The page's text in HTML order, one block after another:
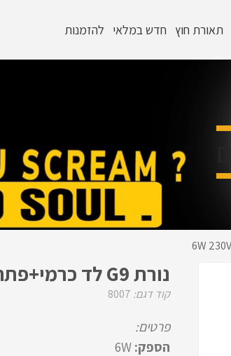
תאורת חוץ חדש במלאי להזמנות
נורת G9 לד כרמי+פתחי אוורור-אור קר-6W 230V
קוד דגם: 8007
פרטים:
הספק:6W